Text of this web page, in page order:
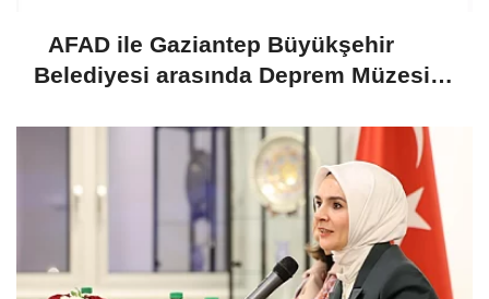
AFAD ile Gaziantep Büyükşehir
Belediyesi arasında Deprem Müzesi